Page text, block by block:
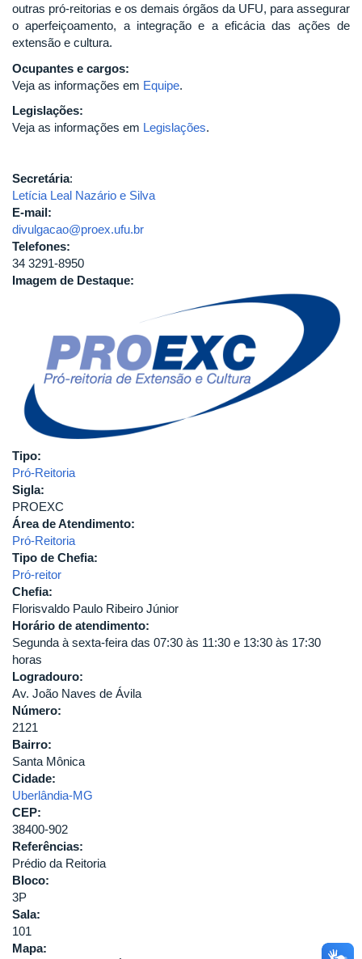
outras pró-reitorias e os demais órgãos da UFU, para assegurar
o aperfeiçoamento, a integração e a eficácia das ações de
extensão e cultura.
Ocupantes e cargos:
Veja as informações em Equipe.
Legislações:
Veja as informações em Legislações.
Secretária:
Letícia Leal Nazário e Silva
E-mail:
divulgacao@proex.ufu.br
Telefones:
34 3291-8950
Imagem de Destaque:
Tipo:
Pró-Reitoria
Sigla:
PROEXC
Área de Atendimento:
Pró-Reitoria
Tipo de Chefia:
Pró-reitor
Chefia:
Florisvaldo Paulo Ribeiro Júnior
Horário de atendimento:
Segunda à sexta-feira das 07:30 às 11:30 e 13:30 às 17:30
horas
Logradouro:
Av. João Naves de Ávila
Número:
2121
Bairro:
Santa Mônica
Cidade:
Uberlândia-MG
CEP:
38400-902
Referências:
Prédio da Reitoria
Bloco:
3P
Sala:
101
Mapa: